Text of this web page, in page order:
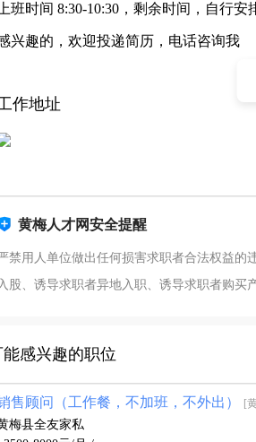
上班时间 8:30-10:30，剩余时间，自行安
兴趣的，欢迎投递简历，电话咨询我
作地址
黄梅人才网安全提醒
禁用人单位做出任何损害求职者合法权益的
股、诱导求职者异地入职、诱导求职者购买
能感兴趣的职位
售顾问（工作餐，不加班，不外出） [
梅县全友家私